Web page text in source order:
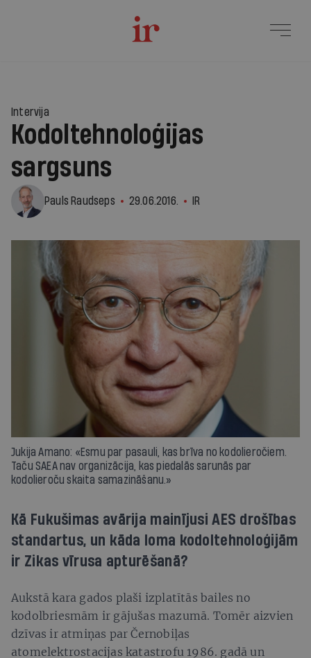
Intervija
Kodoltehnoloģijas
sargsuns
Pauls Raudseps 29.06.2016. IR
Jukija Amano: «Esmu par pasauli, kas brīva no kodolieročiem.
Taču SAEA nav organizācija, kas piedalās sarunās par
kodolieroču skaita samazināšanu.»
Kā Fukušimas avārija mainījusi AES drošības
standartus, un kāda loma kodoltehnoloģijām
ir Zikas vīrusa apturēšanā?
Aukstā kara gados plaši izplatītās bailes no
kodolbriesmām ir gājušas mazumā. Tomēr aizvien
dzīvas ir atmiņas par Černobiļas
atomelektrostacijas katastrofu 1986. gadā un